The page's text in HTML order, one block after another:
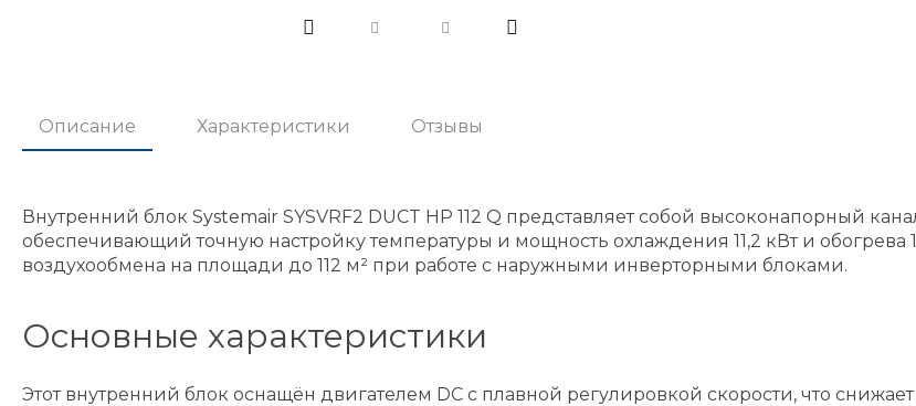
Описание Характеристики Отзывы
Внутренний блок Systemair SYSVRF2 DUCT HP 112 Q представляет собой высоконапорный
обеспечивающий точную настройку температуры и мощность охлаждения 11,2 кВт и обогрева
воздухообмена на площади до 112 м² при работе с наружными инверторными блоками.
Основные характеристики
Этот внутренний блок оснащён двигателем DC с плавной регулировкой скорости, что